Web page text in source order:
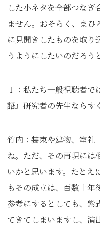
した小ネタを全部つなぎ
ません。おそらく、ま
に見聞きしたものを取り
うようにしたいのだろう
Ｉ：私たち一般視聴者
語』研究者の先生ならす
竹内：装束や建物、室礼
ね。ただ、その再現には
いかと思います。たとえ
もその成立は、百数十
参考にするとしても、紫
てきてしまいますし、演